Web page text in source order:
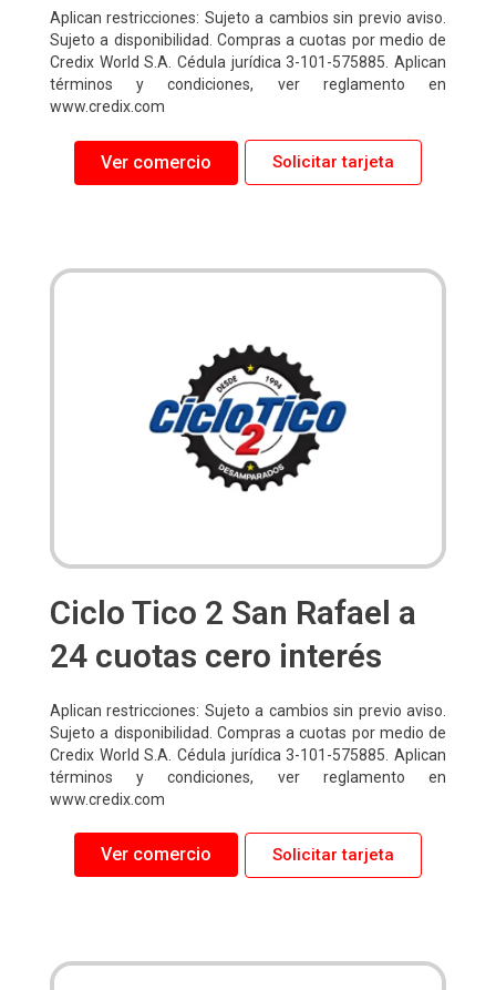
Aplican restricciones: Sujeto a cambios sin previo aviso.
Sujeto a disponibilidad. Compras a cuotas por medio de
Credix World S.A. Cédula jurídica 3-101-575885. Aplican
términos y condiciones, ver reglamento en
www.credix.com
Ver comercio Solicitar tarjeta
Ciclo Tico 2 San Rafael a
24 cuotas cero interés
Aplican restricciones: Sujeto a cambios sin previo aviso.
Sujeto a disponibilidad. Compras a cuotas por medio de
Credix World S.A. Cédula jurídica 3-101-575885. Aplican
términos y condiciones, ver reglamento en
www.credix.com
Ver comercio Solicitar tarjeta